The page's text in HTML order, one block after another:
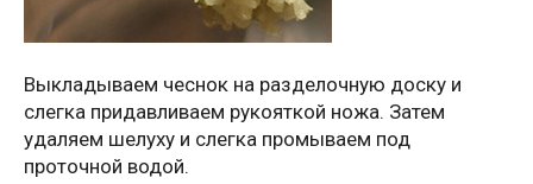
Выкладываем чеснок на разделочную доску и
слегка придавливаем рукояткой ножа. Затем
удаляем шелуху и слегка промываем под
проточной водой.